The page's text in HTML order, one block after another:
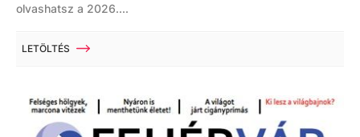
olvashatsz a 2026....
LETÖLTÉS